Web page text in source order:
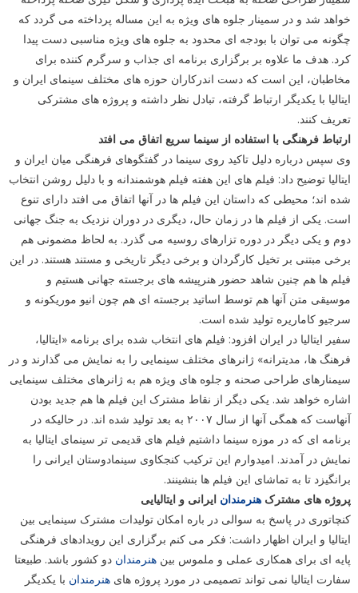
خواهد شد و در سمینار جلوه های ویژه به این مساله پرداخته می گردد که
چگونه می توان با بودجه ای محدود به جلوه های ویژه مناسبی دست پیدا
کرد. هدف ما علاوه بر برگزاری برنامه ای جذاب و سرگرم کننده برای
مخاطبان، این است که دست اندرکاران حوزه های مختلف سینمای ایران و
ایتالیا با یکدیگر ارتباط گرفته، تبادل نظر داشته و پروژه های مشترکی
تعریف کنند.
ارتباط فرهنگی با استفاده از سینما سریع اتفاق می افتد
وی سپس درباره دلیل تاکید روی سینما در گفتگوهای فرهنگی میان ایران و
ایتالیا توضیح داد: فیلم های این هفته فیلم هوشمندانه و با دلیل روشن انتخاب
شده اند؛ محیطی که داستان این فیلم ها در آنها اتفاق می افتد دارای تنوع
است. یکی از فیلم ها در زمان حال، دیگری در دوران نزدیک به جنگ جهانی
دوم و یکی دیگر در دوره تزارهای روسیه می گذرد. به لحاظ مضمونی هم
برخی مبتنی بر تخیل کارگردان و برخی دیگر تاریخی و مستند هستند. در این
فیلم ها هم چنین شاهد حضور هنرپیشه های برجسته جهانی هستیم و
موسیقی متن آنها هم توسط اساتید برجسته ای هم چون انیو موریکونه و
سرجیو کاماریره تولید شده است.
سفیر ایتالیا در ایران افزود: فیلم های انتخاب شده برای برنامه «ایتالیا،
فرهنگ ها، مدیترانه» ژانرهای مختلف سینمایی را به نمایش می گذارند و در
سیمنارهای طراحی صحنه و جلوه های ویژه هم به ژانرهای مختلف سینمایی
اشاره خواهد شد. یکی دیگر از نقاط مشترک این فیلم ها هم جدید بودن
آنهاست که همگی آنها از سال ۲۰۰۷ به بعد تولید شده اند. در حالیکه در
برنامه ای که در موزه سینما داشتیم فیلم های قدیمی تر سینمای ایتالیا به
نمایش در آمدند. امیدوارم این ترکیب کنجکاوی سینمادوستان ایرانی را
برانگیزد تا به تماشای این فیلم ها بنشینند.
پروژه های مشترک هنرمندان ایرانی و ایتالیایی
کنچاتوری در پاسخ به سوالی در باره امکان تولیدات مشترک سینمایی بین
ایتالیا و ایران اظهار داشت: فکر می کنم برگزاری این رویدادهای فرهنگی
پایه ای برای همکاری عملی و ملموس بین هنرمندان دو کشور باشد. طبیعتا
سفارت ایتالیا نمی تواند تصمیمی در مورد پروژه های هنرمندان با یکدیگر